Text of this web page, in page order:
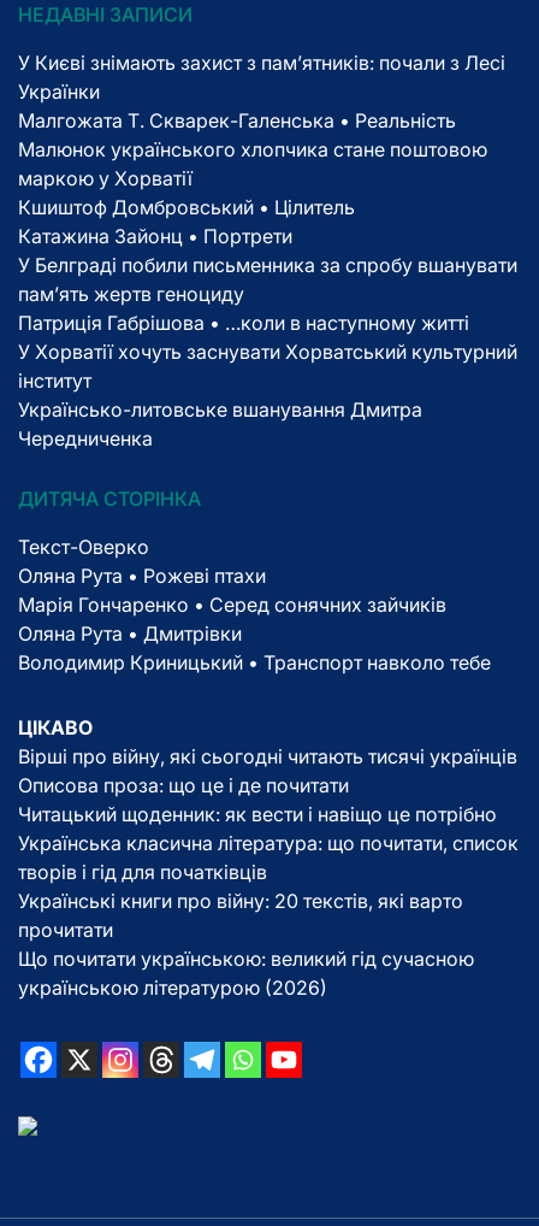
НЕДАВНІ ЗАПИСИ
У Києві знімають захист з пам’ятників: почали з Лесі
Українки
Малгожата Т. Скварек-Галенська • Реальність
Малюнок українського хлопчика стане поштовою
маркою у Хорватії
Кшиштоф Домбровський • Цілитель
Катажина Зайонц • Портрети
У Белграді побили письменника за спробу вшанувати
пам’ять жертв геноциду
Патриція Габрішова • …коли в наступному житті
У Хорватії хочуть заснувати Хорватський культурний
інститут
Українсько-литовське вшанування Дмитра
Чередниченка
ДИТЯЧА СТОРІНКА
Текст-Оверко
Оляна Рута • Рожеві птахи
Марія Гончаренко • Серед сонячних зайчиків
Оляна Рута • Дмитрівки
Володимир Криницький • Транспорт навколо тебе
ЦІКАВО
Вірші про війну, які сьогодні читають тисячі українців
Описова проза: що це і де почитати
Читацький щоденник: як вести і навіщо це потрібно
Українська класична література: що почитати, список
творів і гід для початківців
Українські книги про війну: 20 текстів, які варто
прочитати
Що почитати українською: великий гід сучасною
українською літературою (2026)